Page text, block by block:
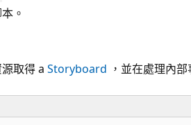
。
取得 a Storyboard ，並在處理內